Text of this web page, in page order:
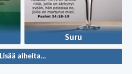
Suru
Lisää aiheita…